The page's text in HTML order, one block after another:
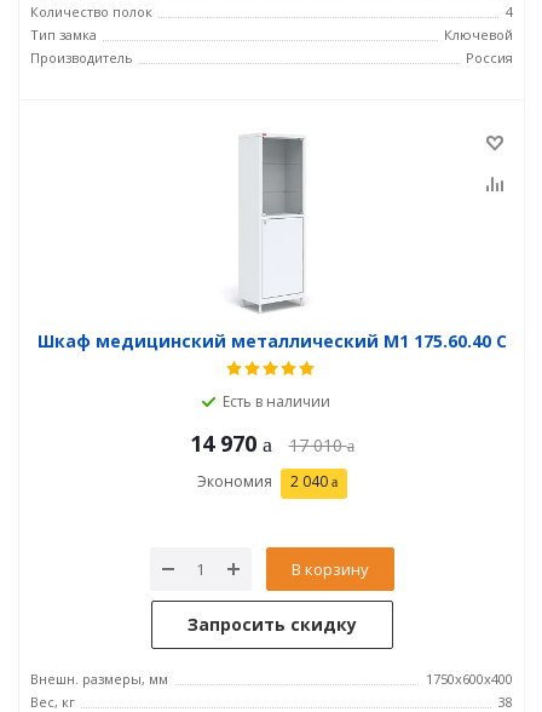
Количество полок
4
Тип замка
Ключевой
Производитель
Россия
Шкаф медицинский металлический М1 175.60.40 C
Есть в наличии
14 970 17 010
Экономия 2 040
В корзину
Запросить скидку
Внешн. размеры, мм
1750х600х400
Вес, кг
38